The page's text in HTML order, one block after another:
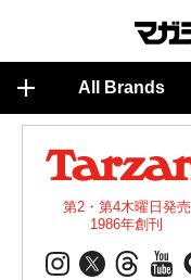
All Brands
第2・第4木曜日発売
1986年創刊